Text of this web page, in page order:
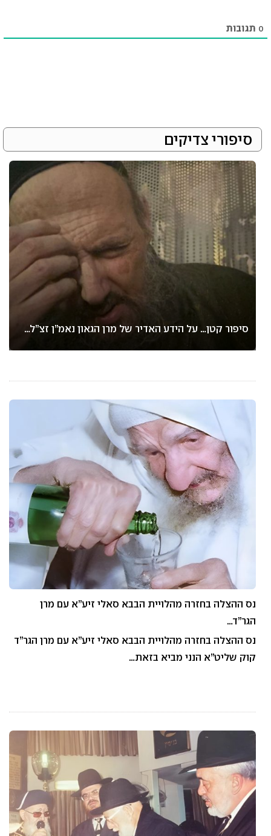
0 תגובות
סיפורי צדיקים
סיפור קטן… על הידע האדיר של מרן הגאון נאמ”ן זצ”ל…
נס ההצלה בחזרה מהלויית הבבא סאלי זיע”א עם מרן
הגר”ד…
נס ההצלה בחזרה מהלויית הבבא סאלי זיע”א עם מרן הגר”ד
קוק שליט”א הנני מביא בזאת…